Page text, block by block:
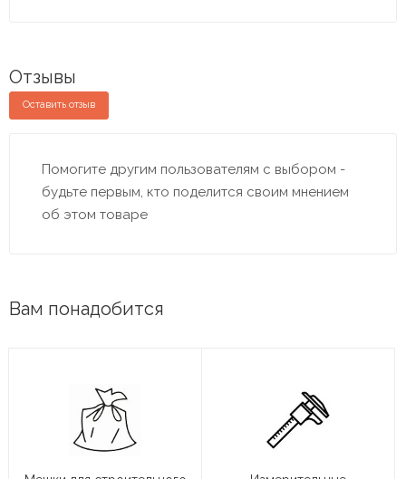
Отзывы
Оставить отзыв
Помогите другим пользователям с выбором -
будьте первым, кто поделится своим мнением
об этом товаре
Вам понадобится